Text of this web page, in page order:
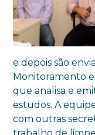
e depois são
Monitoramento
que analisa e
estudos. A
com outras